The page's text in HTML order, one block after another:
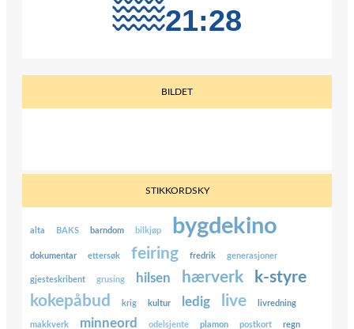
BILDET
STIKKORDSKY
alta BAKS barndom bilkjøp bygdekino
dokumentar ettersøk feiring fredrik generasjoner
gjesteskribent grusing hilsen hærverk
k-styre
kokepåbud
krig kultur ledig live livredning
makkverk minneord odelsjente plamon postkort regn